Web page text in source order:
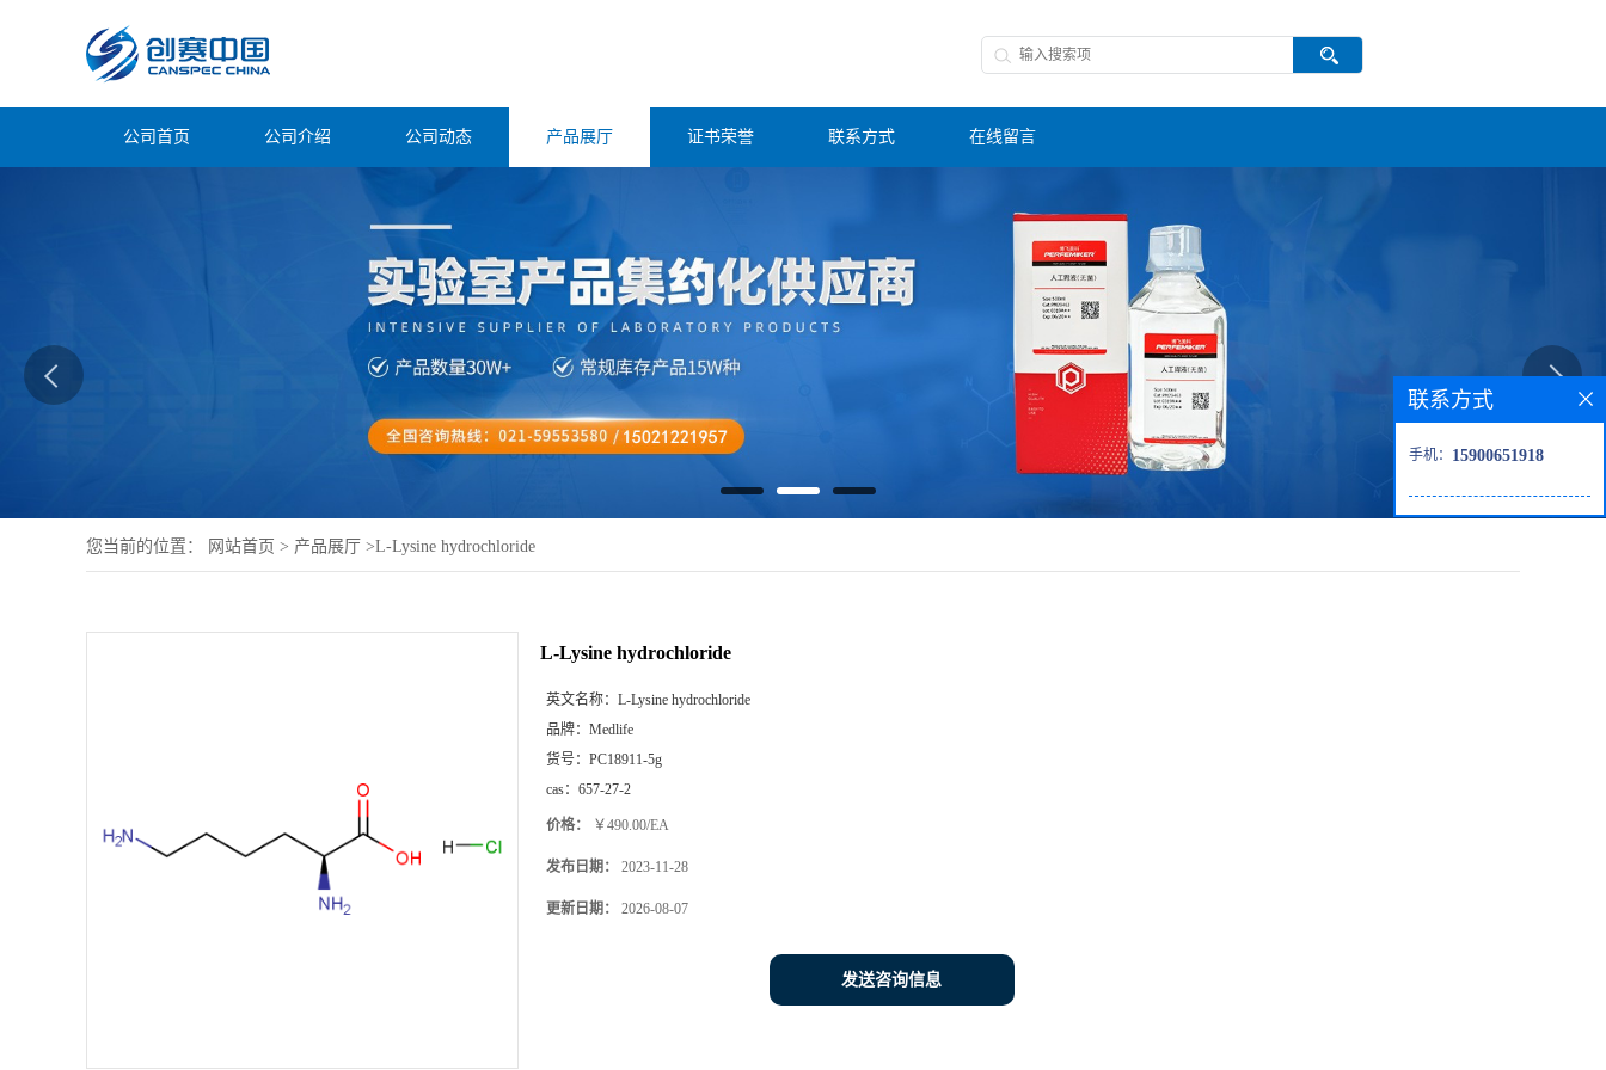
公司首页 公司介绍 公司动态 产品展厅 证书荣誉 联系方式 在线留言
您当前的位置： 网站首页 > 产品展厅 >L-Lysine hydrochloride
L-Lysine hydrochloride
英文名称： L-Lysine hydrochloride
品牌： Medlife
货号： PC18911-5g
cas： 657-27-2
价格： ￥490.00/EA
发布日期： 2023-11-28
更新日期： 2026-08-07
发送咨询信息
联系方式
手机： 15900651918